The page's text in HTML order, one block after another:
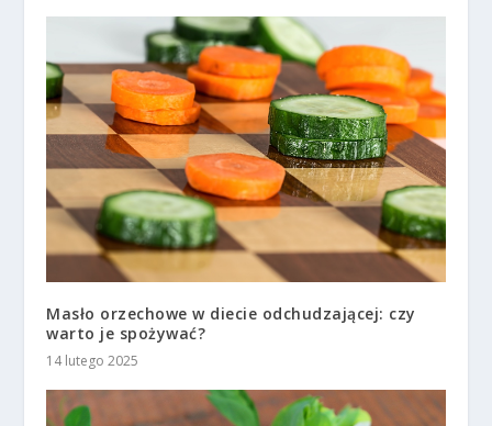
Masło orzechowe w diecie odchudzającej: czy
warto je spożywać?
14 lutego 2025